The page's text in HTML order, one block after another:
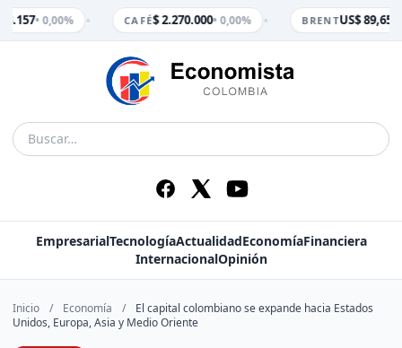
• 0,00% CAFÉ$ 2.270.000• 0,00% BRENTUS$ 89,65•
EmpresarialTecnologíaActualidadEconomíaFinanciera
InternacionalOpinión
Inicio / Economía /
El capital colombiano se expande hacia Estados
Unidos, Europa, Asia y Medio Oriente